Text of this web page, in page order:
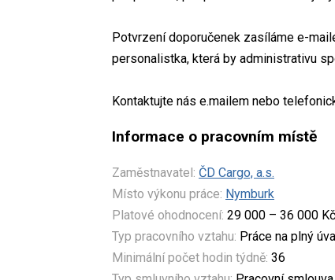
Potvrzení doporučenek zasíláme e-
personalistka, která by administrativu
Kontaktujte nás e.mailem nebo
Informace o pracovním místě
Zaměstnavatel: ČD Cargo, a.s.
Místo výkonu práce: Nymburk
Platové ohodnocení: 29 000 – 36 000
Typ pracovního vztahu: Práce na plný
Minimální počet hodin týdně: 36